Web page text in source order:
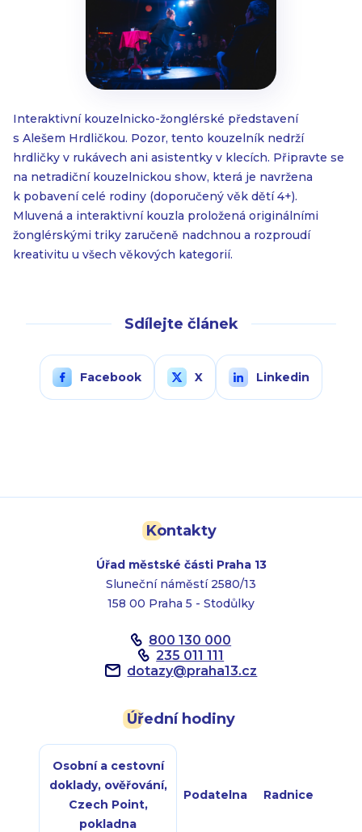
Interaktivní kouzelnicko-žonglérské představení
s Alešem Hrdličkou. Pozor, tento kouzelník nedrží
hrdličky v rukávech ani asistentky v klecích. Připravte se
na netradiční kouzelnickou show, která je navržena
k pobavení celé rodiny (doporučený věk dětí 4+).
Mluvená a interaktivní kouzla proložená originálními
žonglérskými triky zaručeně nadchnou a rozproudí
kreativitu u všech věkových kategorií.
Sdílejte článek
Facebook X Linkedin
Kontakty
Úřad městské části Praha 13
Sluneční náměstí 2580/13
158 00 Praha 5 - Stodůlky
800 130 000
235 011 111
dotazy@praha13.cz
Úřední hodiny
Osobní a cestovní
doklady, ověřování,
Czech Point,
pokladna
Podatelna Radnice